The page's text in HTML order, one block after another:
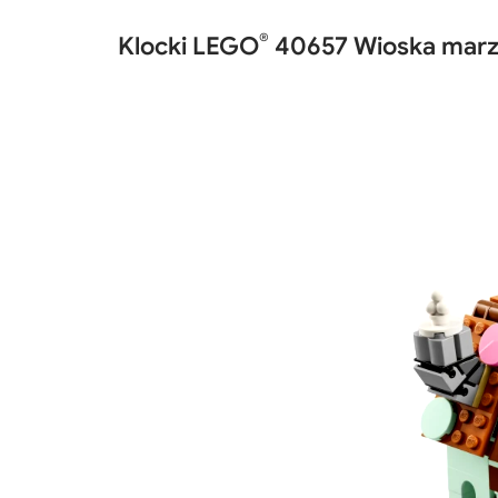
Klocki LEGO® 40657 Wioska